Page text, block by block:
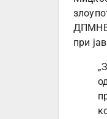
ДПМНЕ
при